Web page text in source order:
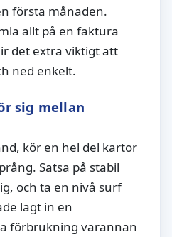
första månaden.
allt på en faktura
det extra viktigt att
ned enkelt.
sig mellan
kör en hel del kartor
Satsa på stabil
och ta en nivå surf
lagt in en
förbrukning varannan